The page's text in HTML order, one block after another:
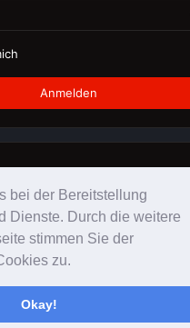
bei der Bereitstellung
Dienste. Durch die weitere
stimmen Sie der
zu.
Okay!
Anmelden
2026, All Rights
Datenschutz
Twitter